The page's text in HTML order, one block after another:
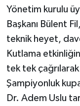
Yönetim kurulu
Başkanı Bülent
teknik heyet,
Kutlama
tek tek
Şampiyonluk
Dr. Adem Uslu